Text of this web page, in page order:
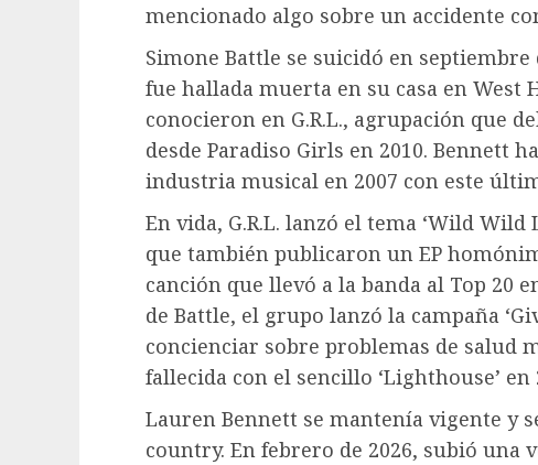
mencionado algo sobre un accidente
Simone Battle se suicidó en septiembre
fue hallada muerta en su casa en West
conocieron en G.R.L., agrupación que
desde Paradiso Girls en 2010. Bennett
industria musical en 2007 con este
En vida, G.R.L. lanzó el tema ‘Wild Wild
que también publicaron un EP
canción que llevó a la banda al Top 20
de Battle, el grupo lanzó la campaña
concienciar sobre problemas de salud
fallecida con el sencillo ‘Lighthouse’ en
Lauren Bennett se mantenía vigente y
country. En febrero de 2026, subió una